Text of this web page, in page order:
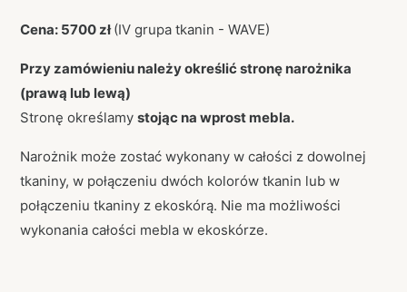
Cena: 5700 zł(IV grupa tkanin - WAVE)
Przy zamówieniu należy określić stronę narożnika
(prawą lub lewą)
Stronę określamy stojąc na wprost mebla.
Narożnik może zostać wykonany w całości z dowolnej
tkaniny, w połączeniu dwóch kolorów tkanin lub w
połączeniu tkaniny z ekoskórą. Nie ma możliwości
wykonania całości mebla w ekoskórze.